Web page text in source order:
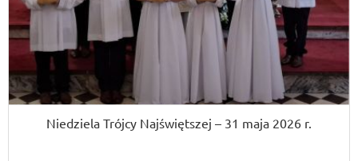
Niedziela Trójcy Najświętszej – 31 maja 2026 r.